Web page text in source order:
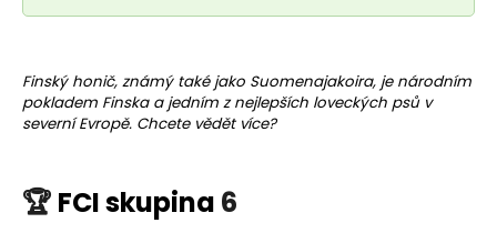
Finský honič, známý také jako Suomenajakoira, je národním
pokladem Finska a jedním z nejlepších loveckých psů v
severní Evropě. Chcete vědět více?
🏆 FCI skupina 6
?
HLEDAT